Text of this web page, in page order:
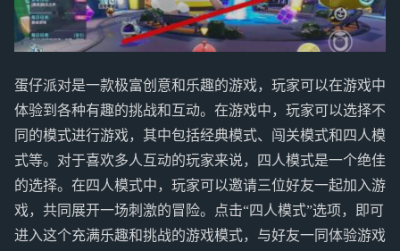
蛋仔派对是一款极富创意和乐趣的游戏，玩家可以在游戏中
体验到各种有趣的挑战和互动。在游戏中，玩家可以选择不
同的模式进行游戏，其中包括经典模式、闯关模式和四人模
式等。对于喜欢多人互动的玩家来说，四人模式是一个绝佳
的选择。在四人模式中，玩家可以邀请三位好友一起加入游
戏，共同展开一场刺激的冒险。点击“四人模式”选项，即可
进入这个充满乐趣和挑战的游戏模式，与好友一同体验游戏